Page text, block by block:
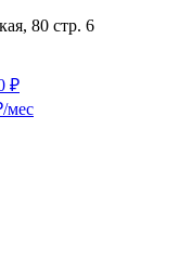
80 стр. 6
₽
мес